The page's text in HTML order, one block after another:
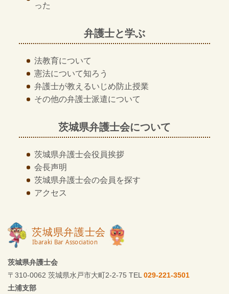
った
弁護士と学ぶ
法教育について
憲法について知ろう
弁護士が教えるいじめ防止授業
その他の弁護士派遣について
茨城県弁護士会について
茨城県弁護士会役員挨拶
会長声明
茨城県弁護士会の会員を探す
アクセス
茨城県弁護士会
〒310-0062 茨城県水戸市大町2-2-75 TEL 029-221-3501
土浦支部